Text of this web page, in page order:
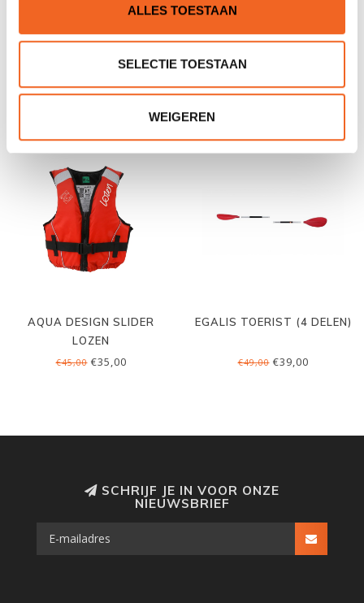
ALLES TOESTAAN
SELECTIE TOESTAAN
WEIGEREN
KAJAK WATERDICHTE TAS
12 LTR, PVC
€17,00€12,50
FIDLOCK TELEFOONTASJE
MAGNEETSLUITING
€23,50€19,50
AQUA DESIGN SLIDER
LOZEN
€45,00€35,00
EGALIS TOERIST (4 DELEN)
€49,00€39,00
SCHRIJF JE IN VOOR ONZE
NIEUWSBRIEF